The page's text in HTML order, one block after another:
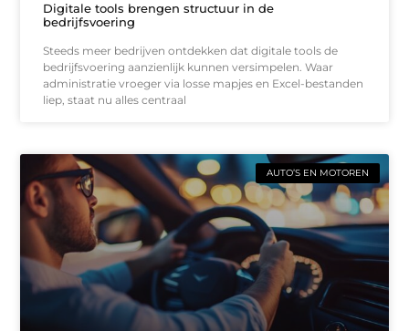
Digitale tools brengen structuur in de
bedrijfsvoering
Steeds meer bedrijven ontdekken dat digitale tools de
bedrijfsvoering aanzienlijk kunnen versimpelen. Waar
administratie vroeger via losse mapjes en Excel-bestanden
liep, staat nu alles centraal
AUTO’S EN MOTOREN